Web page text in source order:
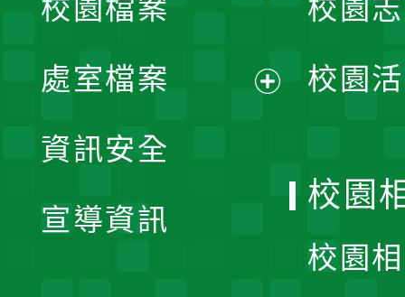
單
校園檔案
處室檔案
資訊安全
宣導資訊
校園
校園
校園
校園